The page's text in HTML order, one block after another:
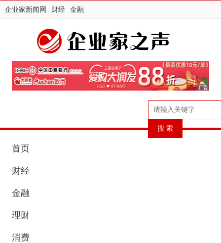
企业家新闻网 财经 金融
首页
财经
金融
理财
消费